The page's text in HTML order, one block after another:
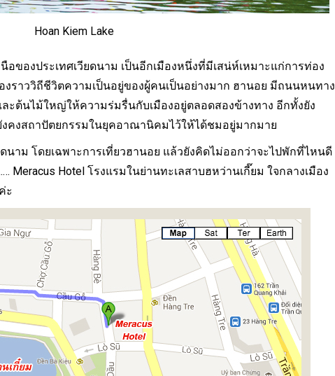
Hoan Kiem Lake
ของประเทศเวียดนาม เป็นอีกเมืองหนึ่งที่มีเสน่ห์เหมาะแก่การท่อง
งราววิถีชีวิตความเป็นอยู่ของผู้คนเป็นอย่างมาก ฮานอย มีถนนหนทาง
ะต้นไม้ใหญ่ให้ความร่มรื่นกับเมืองอยู่ตลอดสองข้างทาง อีกทั้งยัง
คงสถาปัตยกรรมในยุคอาณานิคมไว้ให้ได้ชมอยู่มากมาย
ดนาม โดยเฉพาะการเที่ยวฮานอย แล้วยังคิดไม่ออกว่าจะไปพักที่ไหนดี
Meracus Hotel โรงแรมในย่านทะเลสาบฮหว่านเกี๊ยม ใจกลางเมือง
ะ
พระราชวังบางปะอิน ความงดงามทรง
คุณค่าจากอยุธยา-รัตนโกสินทร์